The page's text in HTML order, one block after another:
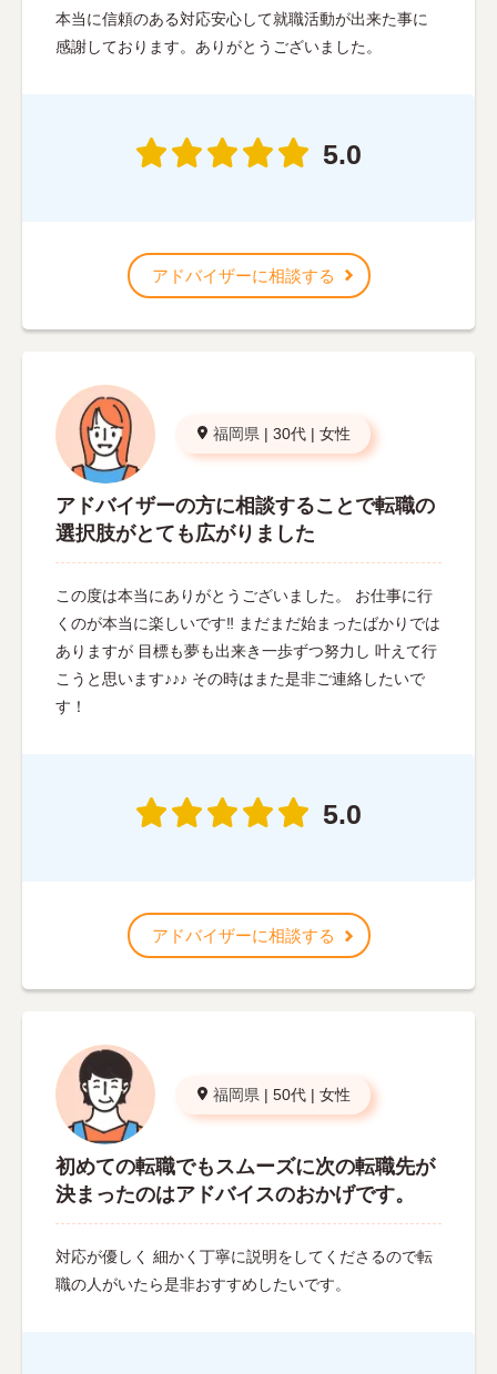
本当に信頼のある対応安心して就職活動が出来た事に
感謝しております。ありがとうございました。
5.0
アドバイザーに相談する
福岡県 | 30代 | 女性
アドバイザーの方に相談することで転職の
選択肢がとても広がりました
この度は本当にありがとうございました。 お仕事に行
くのが本当に楽しいです‼︎ まだまだ始まったばかりでは
ありますが 目標も夢も出来き一歩ずつ努力し 叶えて行
こうと思います♪♪♪ その時はまた是非ご連絡したいで
す！
5.0
アドバイザーに相談する
福岡県 | 50代 | 女性
初めての転職でもスムーズに次の転職先が
決まったのはアドバイスのおかげです。
対応が優しく 細かく丁寧に説明をしてくださるので転
職の人がいたら是非おすすめしたいです。